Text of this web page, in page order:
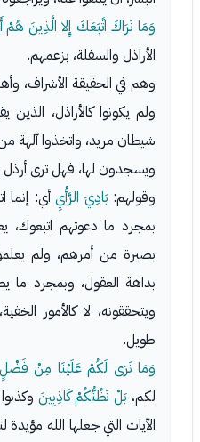
وَمَا نَرَاكَ اتَّبَعَكَ إِلا الَّذِينَ هُمْ
الأراذل والسفلة، بزعمهم.
وهم في الحقيقة الأشراف،
ولم يكونوا كالأراذل، الذين
شيطان مريد، واتخذوا آلهة
ويسجدون لها، فهل ترى
وقولهم:بَادِيَ الرَّأْيِ أي: إنما
بمجرد ما دعوتهم اتبعوك،
بصيرة من أمرهم، ولم
بداهة العقول، وبمجرد ما
ويتحققونه، لا كالأمور
طويل.
وَمَا نَرَى لَكُمْ عَلَيْنَا مِنْ فَضْلٍ
لكم، بَلْ نَظُنُّكُمْ كَاذِبِينَ
الآيات التي جعلها الله